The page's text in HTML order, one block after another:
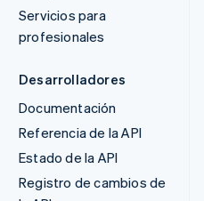
Servicios para
profesionales
Desarrolladores
Documentación
Referencia de la API
Estado de la API
Registro de cambios de